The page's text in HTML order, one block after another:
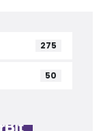
275
50